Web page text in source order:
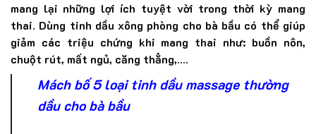
mang lại những lợi ích tuyệt vời trong thời kỳ mang
thai. Dùng tinh dầu xông phòng cho bà bầu có thể giúp
giảm các triệu chứng khi mang thai như: buồn nôn,
chuột rút, mất ngủ, căng thẳng,….
Mách bố 5 loại tinh dầu massage thường
dầu cho bà bầu